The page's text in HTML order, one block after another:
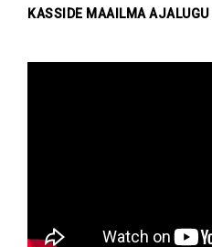
KASSIDE MAAILMA AJALUGU